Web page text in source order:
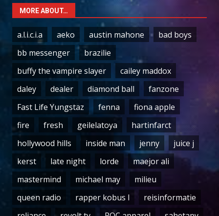
MORE ABOUT…
a.l.i.c.i.a aeko austin mahone
bad boys
bb messenger
brazilie
buffy the vampire slayer
cailey maddox
daley
dealer diamond ball
fanzone
Fast Life Yungstaz
fenna
fiona apple
fire
fresh geilelatoya
hartinfarct
hollywood hills
inside man jenny
juice j
kerst
late night lorde
maejor ali
mastermind
michael may
milieu
queen radio
rapper kobus l
reisinformatie